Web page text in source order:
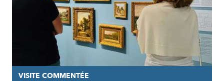
VISITE COMMENTÉE